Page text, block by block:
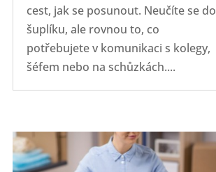
cest, jak se posunout. Neučíte se do
šuplíku, ale rovnou to, co
potřebujete v komunikaci s kolegy,
šéfem nebo na schůzkách....